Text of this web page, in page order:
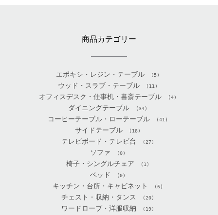
商品カテゴリー
エポキシ・レジン・テーブル (5)
ウッド・スラブ・テーブル (11)
オフィスデスク・仕事机・書斎テーブル (4)
ダイニングテーブル (34)
コーヒーテーブル・ローテーブル (41)
サイドテーブル (18)
テレビボード・テレビ台 (27)
ソファ (0)
椅子・シングルチェア (1)
ベッド (0)
キッチン・台所・キャビネット (6)
チェスト・収納・タンス (20)
ワードローブ・洋服収納 (19)